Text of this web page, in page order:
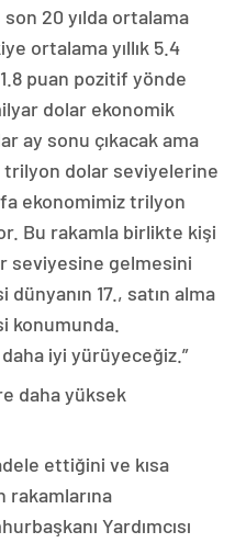
20 yılda ortalama
ortalama yıllık 5.4
puan pozitif yönde
dolar ekonomik
ay sonu çıkacak ama
trilyon dolar seviyelerine
ekonomimiz trilyon
Bu rakamla birlikte kişi
seviyesine gelmesini
17., satın alma
konumunda.
iyi yürüyeceğiz.”
daha yüksek
ettiğini ve kısa
Yardımcısı